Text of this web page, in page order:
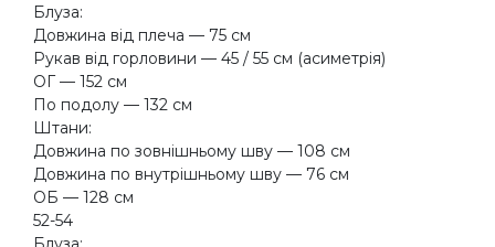
Блуза:
Довжина від плеча — 75 см
Рукав від горловини — 45 / 55 см (асиметрія)
ОГ — 152 см
По подолу — 132 см
Штани:
Довжина по зовнішньому шву — 108 см
Довжина по внутрішньому шву — 76 см
ОБ — 128 см
52-54